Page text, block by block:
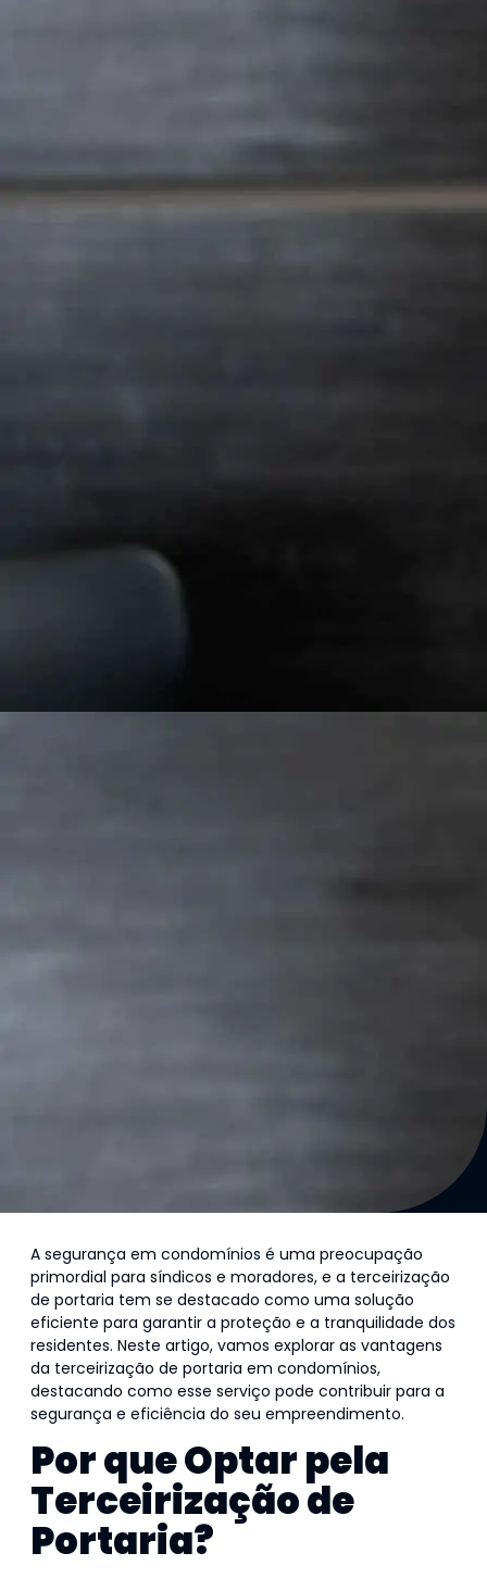
A segurança em condomínios é uma preocupação
primordial para síndicos e moradores, e a terceirização
de portaria tem se destacado como uma solução
eficiente para garantir a proteção e a tranquilidade dos
residentes. Neste artigo, vamos explorar as vantagens
da terceirização de portaria em condomínios,
destacando como esse serviço pode contribuir para a
segurança e eficiência do seu empreendimento.
Por que Optar pela
Terceirização de
Portaria?